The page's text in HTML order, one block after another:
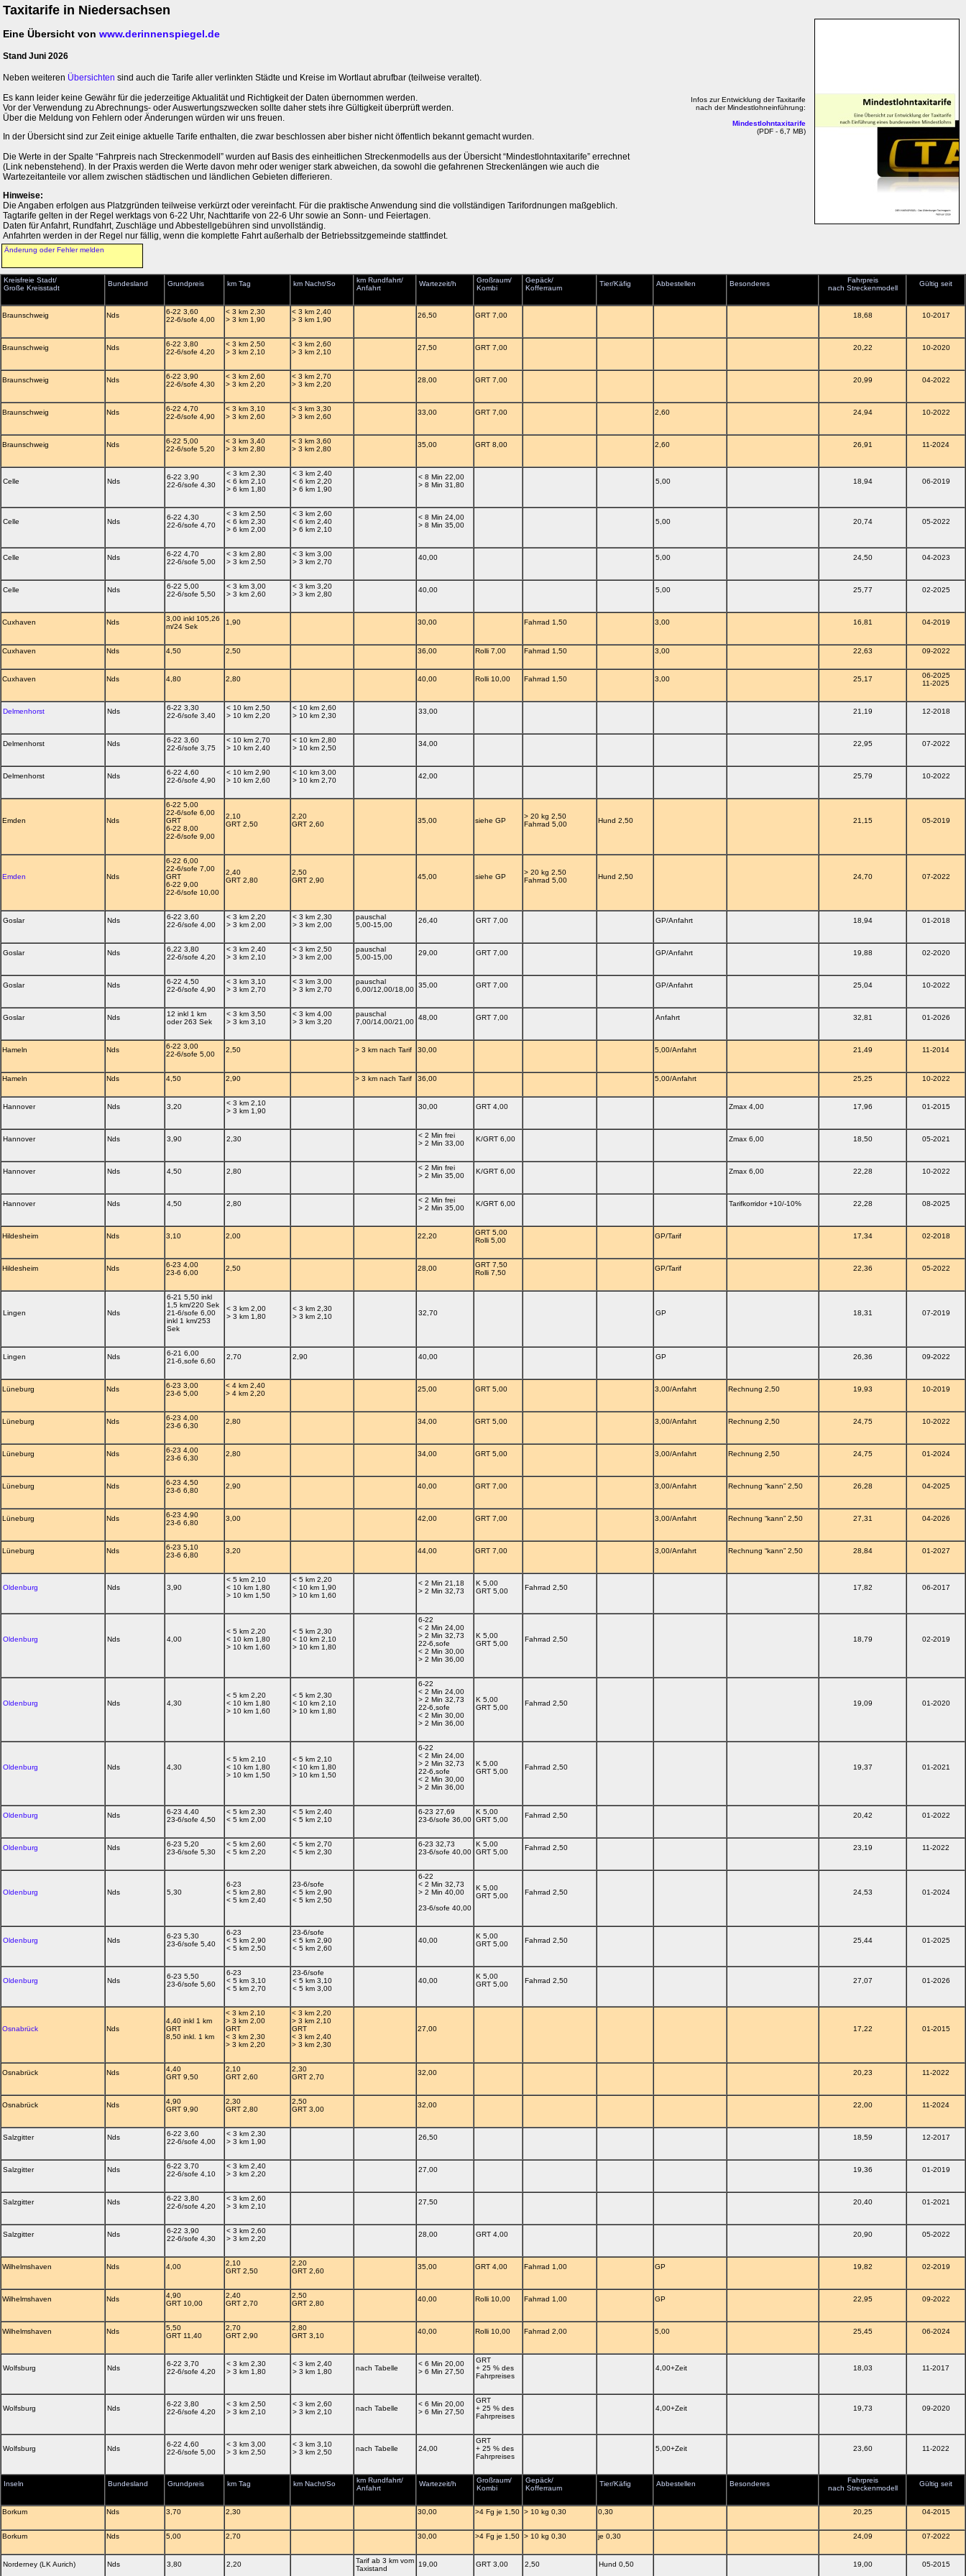
Taxitarife in Niedersachsen
Eine Übersicht von www.derinnenspiegel.de
Stand Juni 2026
Neben weiteren Übersichten sind auch die Tarife aller verlinkten Städte und Kreise im Wortlaut abrufbar (teilweise veraltet).
Es kann leider keine Gewähr für die jederzeitige Aktualität und Richtigkeit der Daten übernommen werden.
Vor der Verwendung zu Abrechnungs- oder Auswertungszwecken sollte daher stets ihre Gültigkeit überprüft werden.
Über die Meldung von Fehlern oder Änderungen würden wir uns freuen.
In der Übersicht sind zur Zeit einige aktuelle Tarife enthalten, die zwar beschlossen aber bisher nicht öffentlich bekannt gemacht wurden.
Die Werte in der Spalte “Fahrpreis nach Streckenmodell” wurden auf Basis des einheitlichen Streckenmodells aus der Übersicht “Mindestlohntaxitarife” errechnet
(Link nebenstehend). In der Praxis werden die Werte davon mehr oder weniger stark abweichen, da sowohl die gefahrenen Streckenlängen wie auch die
Wartezeitanteile vor allem zwischen städtischen und ländlichen Gebieten differieren.
Hinweise:
Die Angaben erfolgen aus Platzgründen teilweise verkürzt oder vereinfacht. Für die praktische Anwendung sind die vollständigen Tarifordnungen maßgeblich.
Tagtarife gelten in der Regel werktags von 6-22 Uhr, Nachttarife von 22-6 Uhr sowie an Sonn- und Feiertagen.
Daten für Anfahrt, Rundfahrt, Zuschläge und Abbestellgebühren sind unvollständig.
Anfahrten werden in der Regel nur fällig, wenn die komplette Fahrt außerhalb der Betriebssitzgemeinde stattfindet.
Infos zur Entwicklung der Taxitarife
nach der Mindestlohneinführung:
Mindestlohntaxitarife
(PDF - 6,7 MB)
Änderung oder Fehler melden
Kreisfreie Stadt/
Große Kreisstadt
Bundesland Grundpreis km Tag km Nacht/So
km Rundfahrt/
Anfahrt
Wartezeit/h
Großraum/
Kombi
Gepäck/
Kofferraum
Tier/Käfig Abbestellen Besonderes
Fahrpreis
nach Streckenmodell
Gültig seit
Braunschweig Nds
6-22 3,60
22-6/sofe 4,00
< 3 km 2,30
> 3 km 1,90
< 3 km 2,40
> 3 km 1,90
26,50 GRT 7,00 18,68 10-2017
Braunschweig Nds
6-22 3,80
22-6/sofe 4,20
< 3 km 2,50
> 3 km 2,10
< 3 km 2,60
> 3 km 2,10
27,50 GRT 7,00 20,22 10-2020
Braunschweig Nds
6-22 3,90
22-6/sofe 4,30
< 3 km 2,60
> 3 km 2,20
< 3 km 2,70
> 3 km 2,20
28,00 GRT 7,00 20,99 04-2022
Braunschweig Nds
6-22 4,70
22-6/sofe 4,90
< 3 km 3,10
> 3 km 2,60
< 3 km 3,30
> 3 km 2,60
33,00 GRT 7,00 2,60 24,94 10-2022
Braunschweig Nds
6-22 5,00
22-6/sofe 5,20
< 3 km 3,40
> 3 km 2,80
< 3 km 3,60
> 3 km 2,80
35,00 GRT 8,00 2,60 26,91 11-2024
Celle Nds
6-22 3,90
22-6/sofe 4,30
< 3 km 2,30
< 6 km 2,10
> 6 km 1,80
< 3 km 2,40
< 6 km 2,20
> 6 km 1,90
< 8 Min 22,00
> 8 Min 31,80
5,00 18,94 06-2019
Celle Nds
6-22 4,30
22-6/sofe 4,70
< 3 km 2,50
< 6 km 2,30
> 6 km 2,00
< 3 km 2,60
< 6 km 2,40
> 6 km 2,10
< 8 Min 24,00
> 8 Min 35,00
5,00 20,74 05-2022
Celle Nds
6-22 4,70
22-6/sofe 5,00
< 3 km 2,80
> 3 km 2,50
< 3 km 3,00
> 3 km 2,70
40,00 5,00 24,50 04-2023
Celle Nds
6-22 5,00
22-6/sofe 5,50
< 3 km 3,00
> 3 km 2,60
< 3 km 3,20
> 3 km 2,80
40,00 5,00 25,77 02-2025
Cuxhaven Nds
3,00 inkl 105,26
m/24 Sek
1,90 30,00 Fahrrad 1,50 3,00 16,81 04-2019
Cuxhaven Nds 4,50 2,50 36,00 Rolli 7,00 Fahrrad 1,50 3,00 22,63 09-2022
Cuxhaven Nds 4,80 2,80 40,00 Rolli 10,00 Fahrrad 1,50 3,00 25,17
06-2025
11-2025
Delmenhorst Nds
6-22 3,30
22-6/sofe 3,40
< 10 km 2,50
> 10 km 2,20
< 10 km 2,60
> 10 km 2,30
33,00 21,19 12-2018
Delmenhorst Nds
6-22 3,60
22-6/sofe 3,75
< 10 km 2,70
> 10 km 2,40
< 10 km 2,80
> 10 km 2,50
34,00 22,95 07-2022
Delmenhorst Nds
6-22 4,60
22-6/sofe 4,90
< 10 km 2,90
> 10 km 2,60
< 10 km 3,00
> 10 km 2,70
42,00 25,79 10-2022
Emden Nds
6-22 5,00
22-6/sofe 6,00
GRT
6-22 8,00
22-6/sofe 9,00
2,10
GRT 2,50
2,20
GRT 2,60
35,00 siehe GP
> 20 kg 2,50
Fahrrad 5,00
Hund 2,50 21,15 05-2019
Emden Nds
6-22 6,00
22-6/sofe 7,00
GRT
6-22 9,00
22-6/sofe 10,00
2,40
GRT 2,80
2,50
GRT 2,90
45,00 siehe GP
> 20 kg 2,50
Fahrrad 5,00
Hund 2,50 24,70 07-2022
Goslar Nds
6-22 3,60
22-6/sofe 4,00
< 3 km 2,20
> 3 km 2,00
< 3 km 2,30
> 3 km 2,00
pauschal
5,00-15,00
26,40 GRT 7,00 GP/Anfahrt 18,94 01-2018
Goslar Nds
6,22 3,80
22-6/sofe 4,20
< 3 km 2,40
> 3 km 2,10
< 3 km 2,50
> 3 km 2,00
pauschal
5,00-15,00
29,00 GRT 7,00 GP/Anfahrt 19,88 02-2020
Goslar Nds
6-22 4,50
22-6/sofe 4,90
< 3 km 3,10
> 3 km 2,70
< 3 km 3,00
> 3 km 2,70
pauschal
6,00/12,00/18,00
35,00 GRT 7,00 GP/Anfahrt 25,04 10-2022
Goslar Nds
12 inkl 1 km
oder 263 Sek
< 3 km 3,50
> 3 km 3,10
< 3 km 4,00
> 3 km 3,20
pauschal
7,00/14,00/21,00
48,00 GRT 7,00 Anfahrt 32,81 01-2026
Hameln Nds
6-22 3,00
22-6/sofe 5,00
2,50 > 3 km nach Tarif 30,00 5,00/Anfahrt 21,49 11-2014
Hameln Nds 4,50 2,90 > 3 km nach Tarif 36,00 5,00/Anfahrt 25,25 10-2022
Hannover Nds 3,20
< 3 km 2,10
> 3 km 1,90
30,00 GRT 4,00 Zmax 4,00 17,96 01-2015
Hannover Nds 3,90 2,30
< 2 Min frei
> 2 Min 33,00
K/GRT 6,00 Zmax 6,00 18,50 05-2021
Hannover Nds 4,50 2,80
< 2 Min frei
> 2 Min 35,00
K/GRT 6,00 Zmax 6,00 22,28 10-2022
Hannover Nds 4,50 2,80
< 2 Min frei
> 2 Min 35,00
K/GRT 6,00 Tarifkorridor +10/-10% 22,28 08-2025
Hildesheim Nds 3,10 2,00 22,20
GRT 5,00
Rolli 5,00
GP/Tarif 17,34 02-2018
Hildesheim Nds
6-23 4,00
23-6 6,00
2,50 28,00
GRT 7,50
Rolli 7,50
GP/Tarif 22,36 05-2022
Lingen Nds
6-21 5,50 inkl
1,5 km/220 Sek
21-6/sofe 6,00
inkl 1 km/253
Sek
< 3 km 2,00
> 3 km 1,80
< 3 km 2,30
> 3 km 2,10
32,70 GP 18,31 07-2019
Lingen Nds
6-21 6,00
21-6,sofe 6,60
2,70 2,90 40,00 GP 26,36 09-2022
Lüneburg Nds
6-23 3,00
23-6 5,00
< 4 km 2,40
> 4 km 2,20
25,00 GRT 5,00 3,00/Anfahrt Rechnung 2,50 19,93 10-2019
Lüneburg Nds
6-23 4,00
23-6 6,30
2,80 34,00 GRT 5,00 3,00/Anfahrt Rechnung 2,50 24,75 10-2022
Lüneburg Nds
6-23 4,00
23-6 6,30
2,80 34,00 GRT 5,00 3,00/Anfahrt Rechnung 2,50 24,75 01-2024
Lüneburg Nds
6-23 4,50
23-6 6,80
2,90 40,00 GRT 7,00 3,00/Anfahrt Rechnung “kann” 2,50 26,28 04-2025
Lüneburg Nds
6-23 4,90
23-6 6,80
3,00 42,00 GRT 7,00 3,00/Anfahrt Rechnung “kann” 2,50 27,31 04-2026
Lüneburg Nds
6-23 5,10
23-6 6,80
3,20 44,00 GRT 7,00 3,00/Anfahrt Rechnung “kann” 2,50 28,84 01-2027
Oldenburg Nds 3,90
< 5 km 2,10
< 10 km 1,80
> 10 km 1,50
< 5 km 2,20
< 10 km 1,90
> 10 km 1,60
< 2 Min 21,18
> 2 Min 32,73
K 5,00
GRT 5,00
Fahrrad 2,50 17,82 06-2017
Oldenburg Nds 4,00
< 5 km 2,20
< 10 km 1,80
> 10 km 1,60
< 5 km 2,30
< 10 km 2,10
> 10 km 1,80
6-22
< 2 Min 24,00
> 2 Min 32,73
22-6,sofe
< 2 Min 30,00
> 2 Min 36,00
K 5,00
GRT 5,00
Fahrrad 2,50 18,79 02-2019
Oldenburg Nds 4,30
< 5 km 2,20
< 10 km 1,80
> 10 km 1,60
< 5 km 2,30
< 10 km 2,10
> 10 km 1,80
6-22
< 2 Min 24,00
> 2 Min 32,73
22-6,sofe
< 2 Min 30,00
> 2 Min 36,00
K 5,00
GRT 5,00
Fahrrad 2,50 19,09 01-2020
Oldenburg Nds 4,30
< 5 km 2,10
< 10 km 1,80
> 10 km 1,50
< 5 km 2,10
< 10 km 1,80
> 10 km 1,50
6-22
< 2 Min 24,00
> 2 Min 32,73
22-6,sofe
< 2 Min 30,00
> 2 Min 36,00
K 5,00
GRT 5,00
Fahrrad 2,50 19,37 01-2021
Oldenburg Nds
6-23 4,40
23-6/sofe 4,50
< 5 km 2,30
< 5 km 2,00
< 5 km 2,40
< 5 km 2,10
6-23 27,69
23-6/sofe 36,00
K 5,00
GRT 5,00
Fahrrad 2,50 20,42 01-2022
Oldenburg Nds
6-23 5,20
23-6/sofe 5,30
< 5 km 2,60
< 5 km 2,20
< 5 km 2,70
< 5 km 2,30
6-23 32,73
23-6/sofe 40,00
K 5,00
GRT 5,00
Fahrrad 2,50 23,19 11-2022
Oldenburg Nds 5,30
6-23
< 5 km 2,80
< 5 km 2,40
23-6/sofe
< 5 km 2,90
< 5 km 2,50
6-22
< 2 Min 32,73
> 2 Min 40,00
23-6/sofe 40,00
K 5,00
GRT 5,00
Fahrrad 2,50 24,53 01-2024
Oldenburg Nds
6-23 5,30
23-6/sofe 5,40
6-23
< 5 km 2,90
< 5 km 2,50
23-6/sofe
< 5 km 2,90
< 5 km 2,60
40,00
K 5,00
GRT 5,00
Fahrrad 2,50 25,44 01-2025
Oldenburg Nds
6-23 5,50
23-6/sofe 5,60
6-23
< 5 km 3,10
< 5 km 2,70
23-6/sofe
< 5 km 3,10
< 5 km 3,00
40,00
K 5,00
GRT 5,00
Fahrrad 2,50 27,07 01-2026
Osnabrück Nds
4,40 inkl 1 km
GRT
8,50 inkl. 1 km
< 3 km 2,10
> 3 km 2,00
GRT
< 3 km 2,30
> 3 km 2,20
< 3 km 2,20
> 3 km 2,10
GRT
< 3 km 2,40
> 3 km 2,30
27,00 17,22 01-2015
Osnabrück Nds
4,40
GRT 9,50
2,10
GRT 2,60
2,30
GRT 2,70
32,00 20,23 11-2022
Osnabrück Nds
4,90
GRT 9,90
2,30
GRT 2,80
2,50
GRT 3,00
32,00 22,00 11-2024
Salzgitter Nds
6-22 3,60
22-6/sofe 4,00
< 3 km 2,30
> 3 km 1,90
26,50 18,59 12-2017
Salzgitter Nds
6-22 3,70
22-6/sofe 4,10
< 3 km 2,40
> 3 km 2,20
27,00 19,36 01-2019
Salzgitter Nds
6-22 3,80
22-6/sofe 4,20
< 3 km 2,60
> 3 km 2,10
27,50 20,40 01-2021
Salzgitter Nds
6-22 3,90
22-6/sofe 4,30
< 3 km 2,60
> 3 km 2,20
28,00 GRT 4,00 20,90 05-2022
Wilhelmshaven Nds 4,00
2,10
GRT 2,50
2,20
GRT 2,60
35,00 GRT 4,00 Fahrrad 1,00 GP 19,82 02-2019
Wilhelmshaven Nds
4,90
GRT 10,00
2,40
GRT 2,70
2,50
GRT 2,80
40,00 Rolli 10,00 Fahrrad 1,00 GP 22,95 09-2022
Wilhelmshaven Nds
5,50
GRT 11,40
2,70
GRT 2,90
2,80
GRT 3,10
40,00 Rolli 10,00 Fahrrad 2,00 5,00 25,45 06-2024
Wolfsburg Nds
6-22 3,70
22-6/sofe 4,20
< 3 km 2,30
> 3 km 1,80
< 3 km 2,40
> 3 km 1,80
nach Tabelle
< 6 Min 20,00
> 6 Min 27,50
GRT
+ 25 % des
Fahrpreises
4,00+Zeit 18,03 11-2017
Wolfsburg Nds
6-22 3,80
22-6/sofe 4,20
< 3 km 2,50
> 3 km 2,10
< 3 km 2,60
> 3 km 2,10
nach Tabelle
< 6 Min 20,00
> 6 Min 27,50
GRT
+ 25 % des
Fahrpreises
4,00+Zeit 19,73 09-2020
Wolfsburg Nds
6-22 4,60
22-6/sofe 5,00
< 3 km 3,00
> 3 km 2,50
< 3 km 3,10
> 3 km 2,50
nach Tabelle 24,00
GRT
+ 25 % des
Fahrpreises
5,00+Zeit 23,60 11-2022
Inseln Bundesland Grundpreis km Tag km Nacht/So
km Rundfahrt/
Anfahrt
Wartezeit/h
Großraum/
Kombi
Gepäck/
Kofferraum
Tier/Käfig Abbestellen Besonderes
Fahrpreis
nach Streckenmodell
Gültig seit
Borkum Nds 3,70 2,30 30,00 >4 Fg je 1,50 > 10 kg 0,30 0,30 20,25 04-2015
Borkum Nds 5,00 2,70 30,00 >4 Fg je 1,50 > 10 kg 0,30 je 0,30 24,09 07-2022
Norderney (LK Aurich) Nds 3,80 2,20
Tarif ab 3 km vom
Taxistand
19,00 GRT 3,00 2,50 Hund 0,50 19,00 05-2015